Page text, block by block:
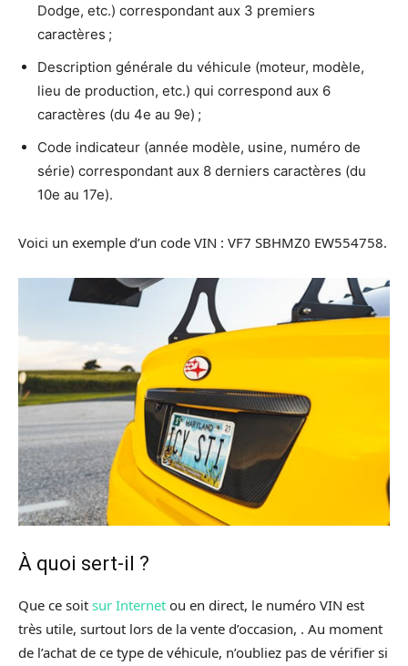
Dodge, etc.) correspondant aux 3 premiers
caractères ;
Description générale du véhicule (moteur, modèle,
lieu de production, etc.) qui correspond aux 6
caractères (du 4e au 9e) ;
Code indicateur (année modèle, usine, numéro de
série) correspondant aux 8 derniers caractères (du
10e au 17e).
Voici un exemple d’un code VIN : VF7 SBHMZ0 EW554758.
À quoi sert-il ?
Que ce soit sur Internet ou en direct, le numéro VIN est
très utile, surtout lors de la vente d’occasion, . Au moment
de l’achat de ce type de véhicule, n’oubliez pas de vérifier si